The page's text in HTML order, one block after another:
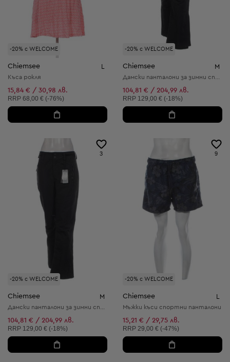
-20% с WELCOME
Chiemsee L
Къса рокля
15,84 € / 30,98 лв.
Препоръчителна цена:
RRP 68,00 € (-76%)
-20% с WELCOME
Chiemsee M
104,81 € / 204,99 лв.
Препоръчителна цена:
RRP 129,00 € (-18%)
-20% с WELCOME
3
Chiemsee M
104,81 € / 204,99 лв.
Препоръчителна цена:
RRP 129,00 € (-18%)
-20% с WELCOME
9
Chiemsee L
Мъжки kъси спортни панталони
15,21 € / 29,75 лв.
Препоръчителна цена:
RRP 29,00 € (-47%)